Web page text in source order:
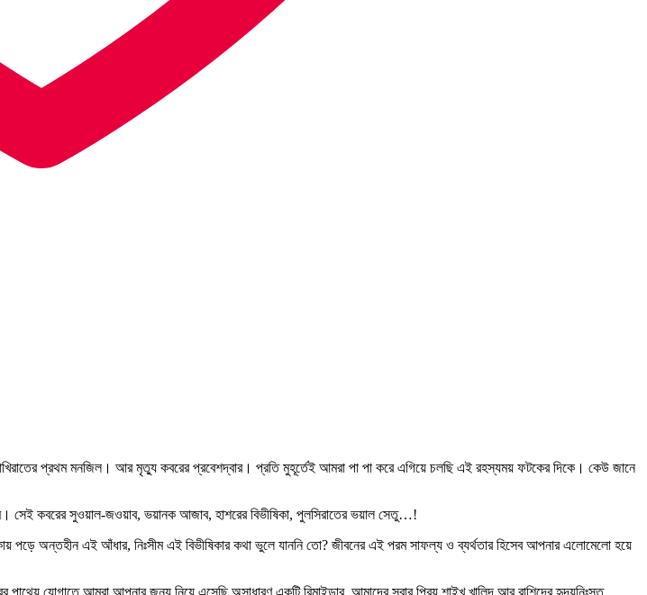
প্রথম মনজিল। আর মৃত্যু কবরের প্রবেশদ্বার। প্রতি মুহূর্তেই আমরা পা পা করে এগিয়ে চলছি এই রহস্যময় ফটকের দিকে। কেউ জানে
কবরের সুওয়াল-জওয়াব, ভয়ানক আজাব, হাশরের বিভীষিকা, পুলসিরাতের ভয়াল সেতু…!
অন্তহীন এই আঁধার, নিঃসীম এই বিভীষিকার কথা ভুলে যাননি তো? জীবনের এই পরম সাফল্য ও ব্যর্থতার হিসেব আপনার এলোমেলো হয়ে